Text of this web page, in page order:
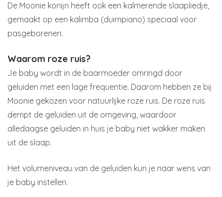
De Moonie konijn heeft ook een kalmerende slaapliedje,
gemaakt op een kalimba (duimpiano) speciaal voor
pasgeborenen.
Waarom roze ruis?
Je baby wordt in de baarmoeder omringd door
geluiden met een lage frequentie. Daarom hebben ze bij
Moonie gekozen voor natuurlijke roze ruis. De roze ruis
dempt de geluiden uit de omgeving, waardoor
alledaagse geluiden in huis je baby niet wakker maken
uit de slaap.
Het volumeniveau van de geluiden kun je naar wens van
je baby instellen.